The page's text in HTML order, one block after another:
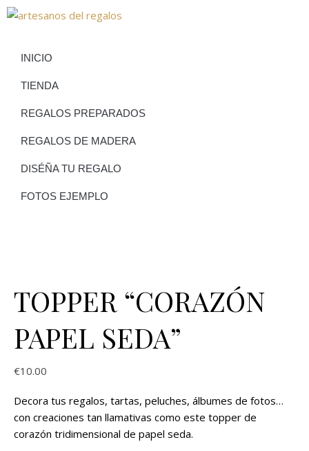
INICIO
TIENDA
REGALOS PREPARADOS
REGALOS DE MADERA
DISÉÑA TU REGALO
FOTOS EJEMPLO
TOPPER “CORAZÓN
PAPEL SEDA”
€10.00
Decora tus regalos, tartas, peluches, álbumes de fotos…
con creaciones tan llamativas como este topper de
corazón tridimensional de papel seda.